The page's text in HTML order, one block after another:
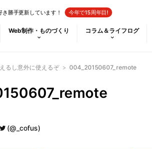
勝手更新しています！ 今年で15周年目!
Web制作・ものづくり コラム＆ライフログ
るし意外に使えるぞ > 004_20150607_remote
(@_cofus)